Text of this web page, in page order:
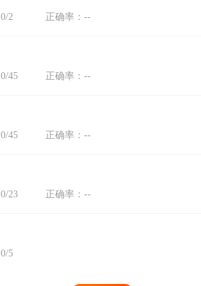
0/2 正确率： --
0/45 正确率： --
0/45 正确率： --
0/23 正确率： --
0/5